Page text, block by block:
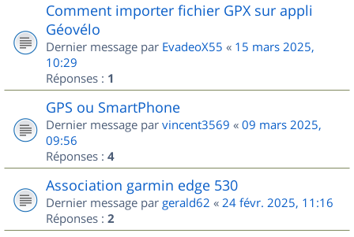
Comment importer fichier GPX sur appli
Géovélo
Dernier message par EvadeoX55 « 15 mars 2025,
10:29
Réponses : 1
GPS ou SmartPhone
Dernier message par vincent3569 « 09 mars 2025,
09:56
Réponses : 4
Association garmin edge 530
Dernier message par gerald62 « 24 févr. 2025, 11:16
Réponses : 2